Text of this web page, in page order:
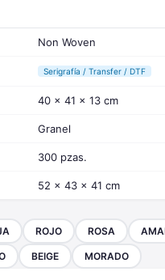
Non Woven
Serigrafía / Transfer / DTF
40 x 41 x 13 cm
Granel
300 pzas.
52 x 43 x 41 cm
ROJO ROSA
BEIGE MORADO